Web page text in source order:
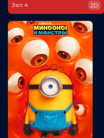
Зал 4
2D